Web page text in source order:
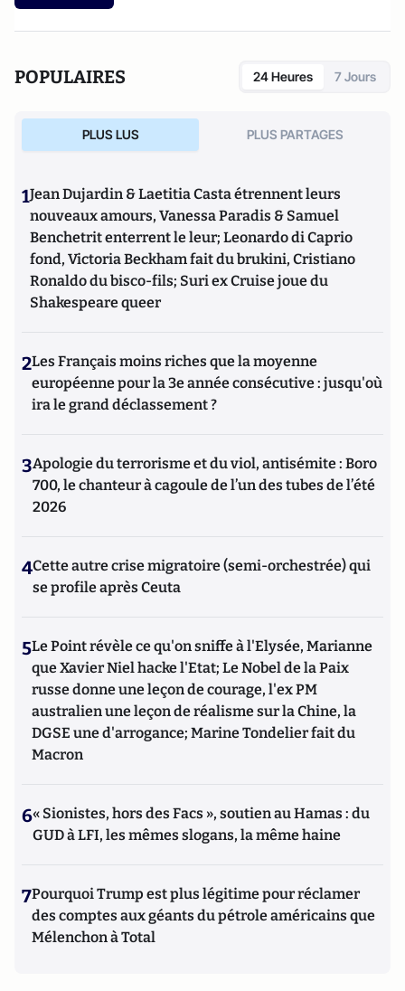
POPULAIRES 24 Heures 7 Jours
PLUS LUS PLUS PARTAGES
1Jean Dujardin & Laetitia Casta étrennent leurs
nouveaux amours, Vanessa Paradis & Samuel
Benchetrit enterrent le leur; Leonardo di Caprio
fond, Victoria Beckham fait du brukini, Cristiano
Ronaldo du bisco-fils; Suri ex Cruise joue du
Shakespeare queer
2Les Français moins riches que la moyenne
européenne pour la 3e année consécutive : jusqu'où
ira le grand déclassement ?
3Apologie du terrorisme et du viol, antisémite : Boro
700, le chanteur à cagoule de l’un des tubes de l’été
2026
4Cette autre crise migratoire (semi-orchestrée) qui
se profile après Ceuta
5Le Point révèle ce qu'on sniffe à l'Elysée, Marianne
que Xavier Niel hacke l'Etat; Le Nobel de la Paix
russe donne une leçon de courage, l'ex PM
australien une leçon de réalisme sur la Chine, la
DGSE une d'arrogance; Marine Tondelier fait du
Macron
6« Sionistes, hors des Facs », soutien au Hamas : du
GUD à LFI, les mêmes slogans, la même haine
7Pourquoi Trump est plus légitime pour réclamer
des comptes aux géants du pétrole américains que
Mélenchon à Total